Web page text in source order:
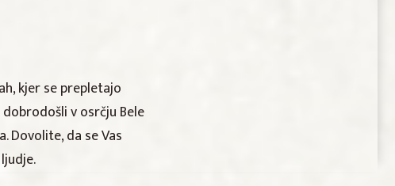
kjer se prepletajo
v osrčju Bele
Dovolite, da se Vas